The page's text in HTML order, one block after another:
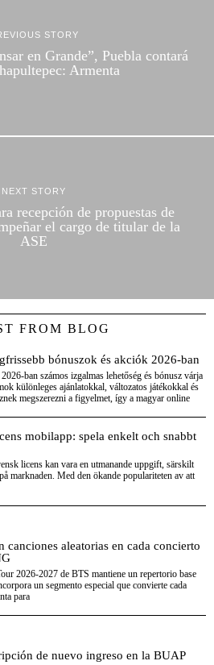
STORY
en Grande”, Puebla contará
Armenta
NEXT STORY
recepción de propuestas de
el cargo de titular de la
ASE
FROM BLOG
bónuszok és akciók 2026-ban
ban számos izgalmas lehetőség és bónusz várja
különleges ajánlatokkal, változatos játékokkal és
megszerezni a figyelmet, így a magyar online
mobilapp: spela enkelt och snabbt
licens kan vara en utmanande uppgift, särskilt
marknaden. Med den ökande populariteten av att
canciones aleatorias en cada concierto
2026-2027 de BTS mantiene un repertorio base
un segmento especial que convierte cada
para
de nuevo ingreso en la BUAP